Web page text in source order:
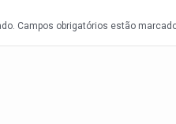
Campos obrigatórios estão